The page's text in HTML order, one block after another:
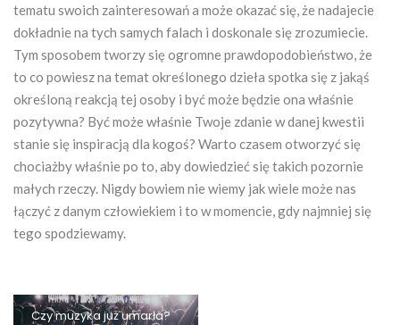
tematu swoich zainteresowań a może okazać się, że nadajecie
dokładnie na tych samych falach i doskonale się zrozumiecie.
Tym sposobem tworzy się ogromne prawdopodobieństwo, że
to co powiesz na temat określonego dzieła spotka się z jakąś
określoną reakcją tej osoby i być może będzie ona właśnie
pozytywna? Być może właśnie Twoje zdanie w danej kwestii
stanie się inspiracją dla kogoś? Warto czasem otworzyć się
chociażby właśnie po to, aby dowiedzieć się takich pozornie
małych rzeczy. Nigdy bowiem nie wiemy jak wiele może nas
łączyć z danym człowiekiem i to w momencie, gdy najmniej się
tego spodziewamy.
Czy muzyka już umarła?